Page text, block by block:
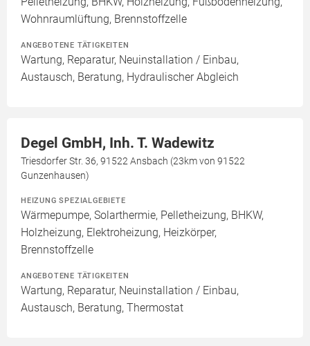
Wohnraumlüftung, Brennstoffzelle
ANGEBOTENE TÄTIGKEITEN
Wartung, Reparatur, Neuinstallation / Einbau,
Austausch, Beratung, Hydraulischer Abgleich
Degel GmbH, Inh. T. Wadewitz
Triesdorfer Str. 36, 91522 Ansbach (23km von 91522
Gunzenhausen)
HEIZUNG SPEZIALGEBIETE
Wärmepumpe, Solarthermie, Pelletheizung, BHKW,
Holzheizung, Elektroheizung, Heizkörper,
Brennstoffzelle
ANGEBOTENE TÄTIGKEITEN
Wartung, Reparatur, Neuinstallation / Einbau,
Austausch, Beratung, Thermostat